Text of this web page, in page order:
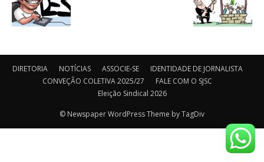
DIRETORIA NOTÍCIAS ASSOCIE-SE
IDENTIDADE DE JORNALISTA
CONVEÇÃO COLETIVA 2025/27
FALE COM O SJSC
Eleição Sindical 2026
© Newspaper WordPress Theme by TagDiv